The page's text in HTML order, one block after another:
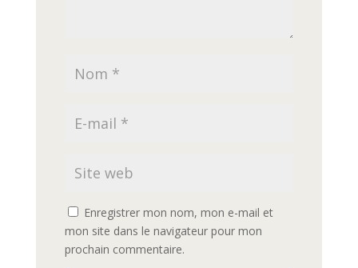
Enregistrer mon nom, mon e-mail et
mon site dans le navigateur pour mon
prochain commentaire.